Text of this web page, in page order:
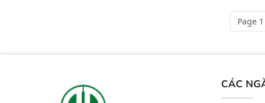
tại điểm thu mua,
xuất hoặc trực tiếp
Page
CÁC